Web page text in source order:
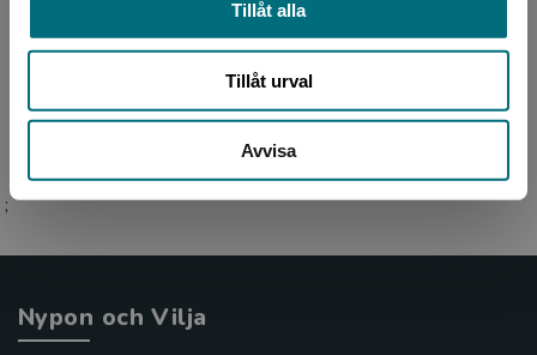
Tillåt alla
Tillåt urval
Avvisa
Formgivare, omslag
Nils Olsson
;
Nypon och Vilja